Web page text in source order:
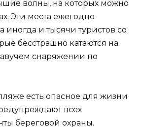
волны, на которых можно
Эти места ежегодно
иногда и тысячи туристов со
бесстрашно катаются на
снаряжении по
есть опасное для жизни
всех
береговой охраны.